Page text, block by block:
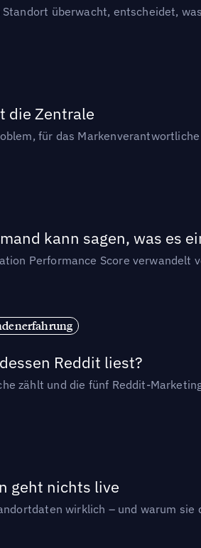
überwacht, entscheidet,
die Zentrale
für das
kann sagen, was es
Performance Score verwandelt
Reddit liest?
zählt und die fünf Reddit-
geht nichts live
wirklich – und warum sie